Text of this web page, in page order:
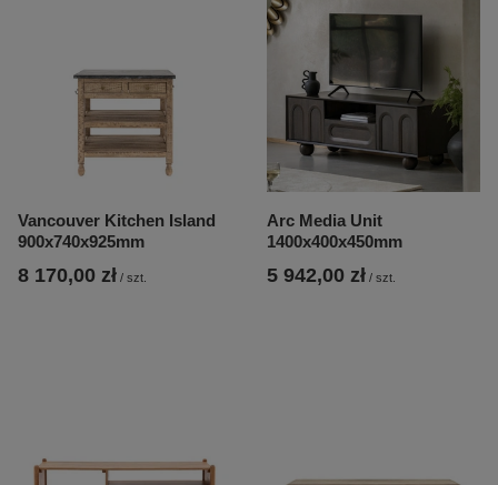
Vancouver Kitchen Island
900x740x925mm
8 170,00 zł / szt.
Arc Media Unit
1400x400x450mm
5 942,00 zł / szt.